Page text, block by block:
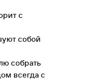
с
собой
собрать
всегда с